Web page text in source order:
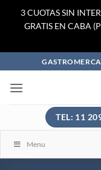
3 CUOTAS SIN
GRATIS EN CABA
al
contenido
TEL: 11
Menu